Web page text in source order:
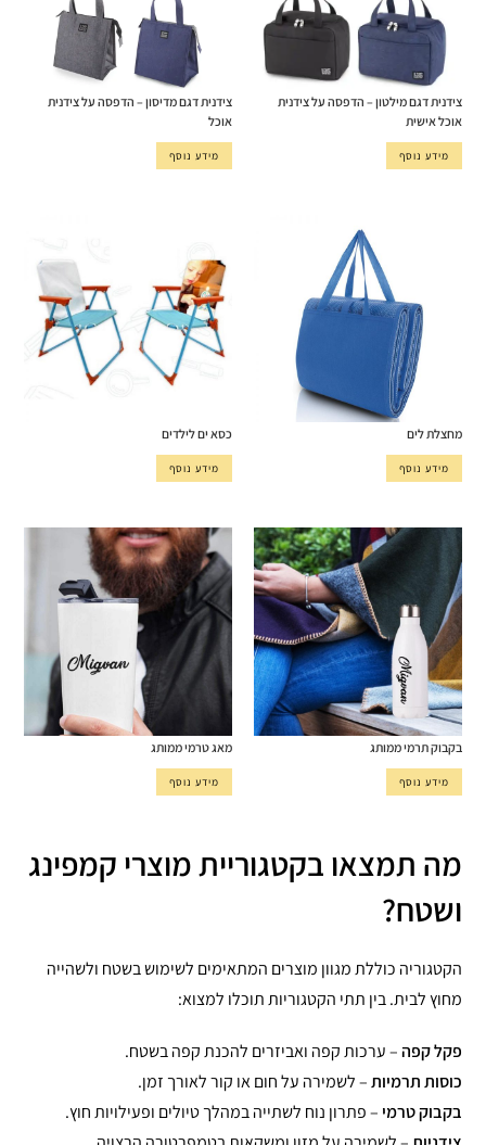
צידנית דגם מילטון – הדפסה על צידנית
אוכל אישית
מידע נוסף
צידנית דגם מדיסון – הדפסה על צידנית
אוכל
מידע נוסף
מחצלת לים
מידע נוסף
כסא ים לילדים
מידע נוסף
בקבוק תרמי ממותג
מידע נוסף
מאג טרמי ממותג
מידע נוסף
מה תמצאו בקטגוריית מוצרי קמפינג
ושטח?
הקטגוריה כוללת מגוון מוצרים המתאימים לשימוש בשטח ולשהייה
מחוץ לבית. בין תתי הקטגוריות תוכלו למצוא:
פקל קפה– ערכות קפה ואביזרים להכנת קפה בשטח.
כוסות תרמיות– לשמירה על חום או קור לאורך זמן.
בקבוק טרמי – פתרון נוח לשתייה במהלך טיולים ופעילויות חוץ.